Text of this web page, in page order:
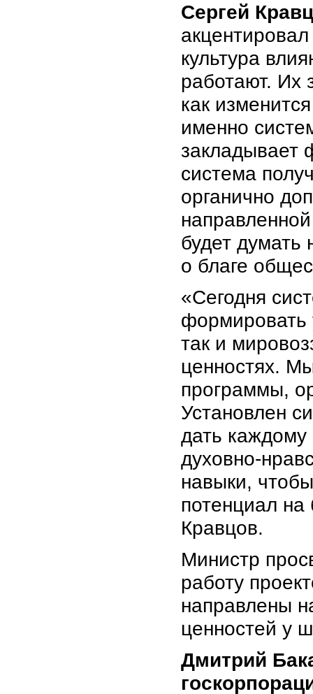
Сергей
культура
работают. Их
как
именно
закладывает
система
органично
будет думать
о благе
«Сегодня
формировать
так и
ценностях.
программы,
Установлен
дать каждому
духовно-
навыки,
потенциал на
Кравцов.
Министр
работу
направлены
ценностей у
Дмитрий